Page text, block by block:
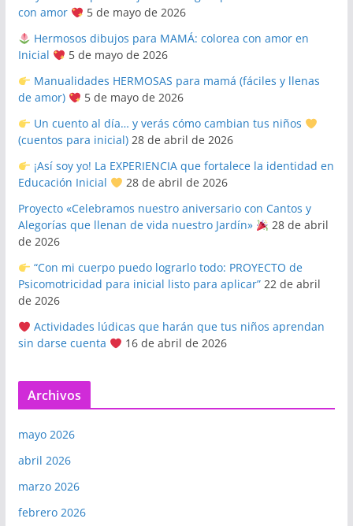
con amor
5 de mayo de 2026
Hermosos dibujos para MAMÁ: colorea con amor en
Inicial
5 de mayo de 2026
Manualidades HERMOSAS para mamá (fáciles y llenas
de amor)
5 de mayo de 2026
Un cuento al día… y verás cómo cambian tus niños
(cuentos para inicial) 28 de abril de 2026
¡Así soy yo! La EXPERIENCIA que fortalece la identidad en
Educación Inicial
28 de abril de 2026
Proyecto «Celebramos nuestro aniversario con Cantos y
Alegorías que llenan de vida nuestro Jardín»
28 de abril
de 2026
“Con mi cuerpo puedo lograrlo todo: PROYECTO de
Psicomotricidad para inicial listo para aplicar” 22 de abril
de 2026
Actividades lúdicas que harán que tus niños aprendan
sin darse cuenta
16 de abril de 2026
Archivos
mayo 2026
abril 2026
marzo 2026
febrero 2026